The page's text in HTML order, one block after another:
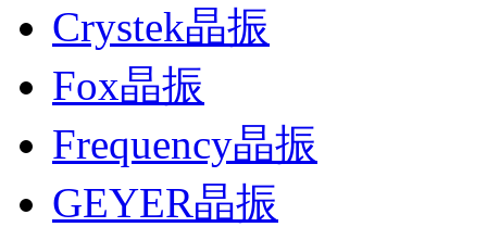
Crystek晶振
Fox晶振
Frequency晶振
GEYER晶振